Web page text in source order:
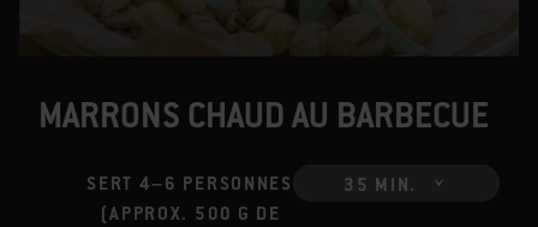
MARRONS CHAUD AU BARBECUE
SERT 4–6 PERSONNES
(APPROX. 500 G DE
35 MIN.